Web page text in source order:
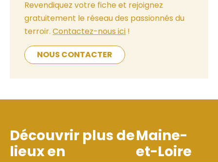
Revendiquez votre fiche et rejoignez
gratuitement le réseau des passionnés du
terroir. Contactez-nous ici !
NOUS CONTACTER
Découvrir plus de
lieux en
Maine-
et-Loire